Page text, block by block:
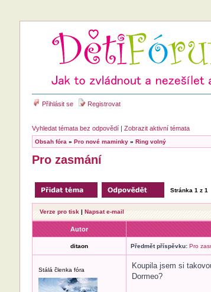
Přihlásit se Registrovat
Vyhledat témata bez odpovědí| Zobrazit aktivní témata
Obsah fóra » Pro nové maminky» Ring volný
Pro zasmání
Stránka 1 z 1
Verze pro tisk | Napsat e-mail
Autor
ditaon Předmět příspěvku: Pro
Stálá členka fóra
Koupila jsem si
Dormeo?